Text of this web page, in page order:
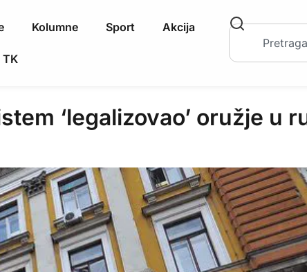
Kolumne Sport Akcija
TK
‘legalizovao’ oružje u